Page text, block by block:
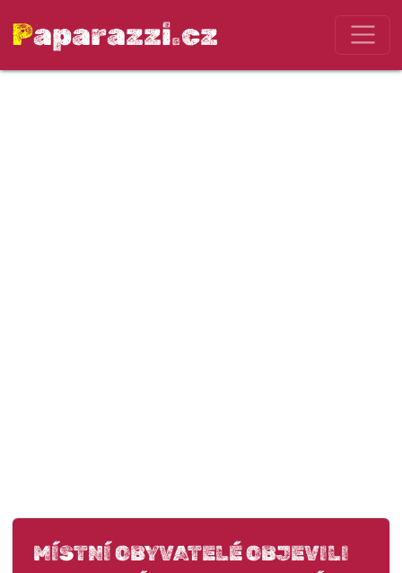
Paparazzi.cz
MÍSTNÍ OBYVATELÉ OBJEVILI